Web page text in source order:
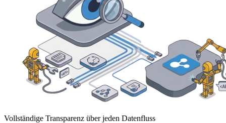
Vollständige Transparenz über jeden Datenfluss